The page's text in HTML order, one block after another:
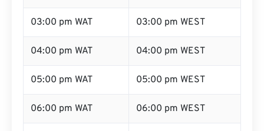
03:00 pm WAT 03:00 pm WEST
04:00 pm WAT 04:00 pm WEST
05:00 pm WAT 05:00 pm WEST
06:00 pm WAT 06:00 pm WEST